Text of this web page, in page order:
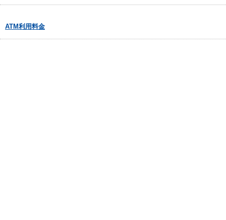
ATM利用料金